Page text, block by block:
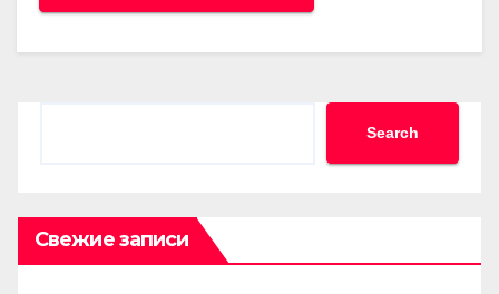
Search
Свежие записи